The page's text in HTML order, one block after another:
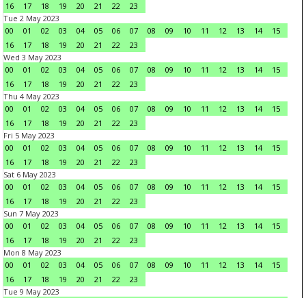
16
17 18 19 20 21 22
23
Tue 2 May 2023
00
01 02 03 04 05 06 07 08 09 10 11 12 13 14
15
16
17 18 19 20 21 22
23
Wed 3 May 2023
00
01 02 03 04 05 06 07 08 09 10 11 12 13 14
15
16
17 18 19 20 21 22
23
Thu 4 May 2023
00
01 02 03 04 05 06 07 08 09 10 11 12 13 14
15
16
17 18 19 20 21 22
23
Fri 5 May 2023
00
01 02 03 04 05 06 07 08 09 10 11 12 13 14
15
16
17 18 19 20 21 22
23
Sat 6 May 2023
00
01 02 03 04 05 06 07 08 09 10 11 12 13 14
15
16
17 18 19 20 21 22
23
Sun 7 May 2023
00
01 02 03 04 05 06 07 08 09 10 11 12 13 14
15
16
17 18 19 20 21 22
23
Mon 8 May 2023
00
01 02 03 04 05 06 07 08 09 10 11 12 13 14
15
16
17 18 19 20 21 22
23
Tue 9 May 2023